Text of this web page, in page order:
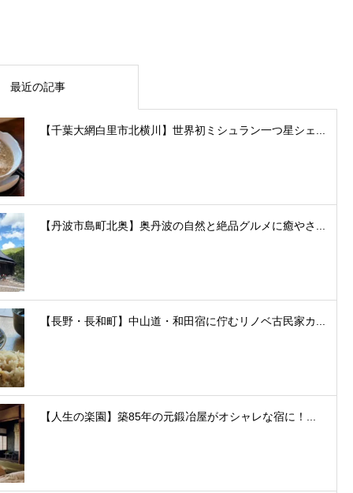
最近の記事
【千葉大網白里市北横川】世界初ミシュラン一つ星シェ...
【丹波市島町北奥】奥丹波の自然と絶品グルメに癒やさ...
【長野・長和町】中山道・和田宿に佇むリノベ古民家カ...
【人生の楽園】築85年の元鍛冶屋がオシャレな宿に！...